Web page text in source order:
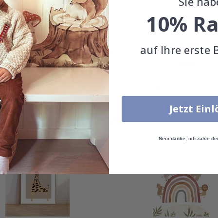
Special
€9,00 Price
Andere kauften auch
10%
auf Ihre erste
Jetzt
Nein danke, ich zahle